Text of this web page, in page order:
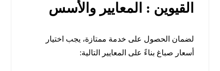
القيوين : المعايير والأسس
لضمان الحصول على خدمة ممتازة، يجب اختيار
أسعار صباغ بناءً على المعايير التالية: